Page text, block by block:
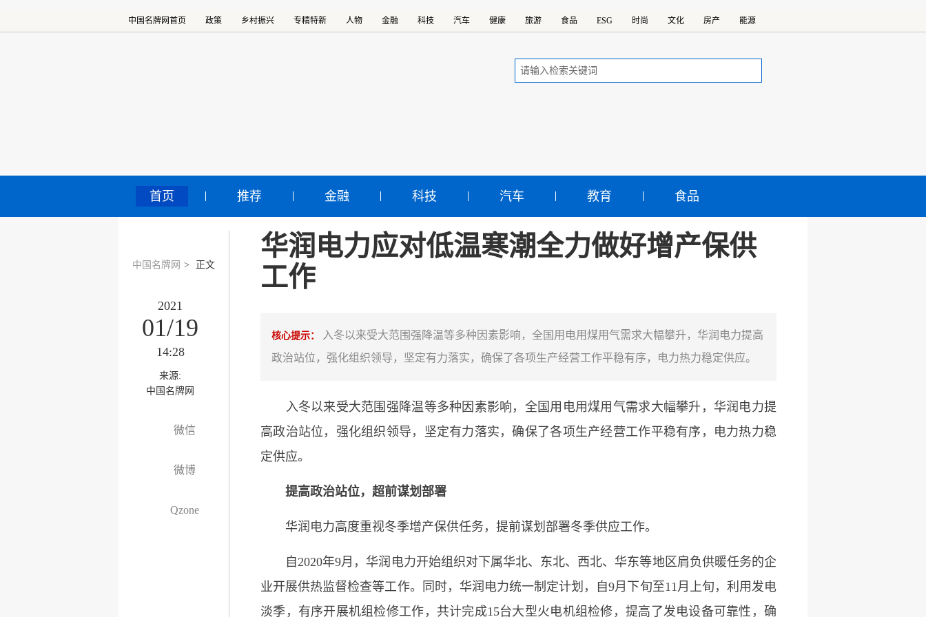
中国名牌网首页 政策 乡村振兴 专精特新 人物 金融 科技 汽车 健康 旅游 食品 ESG 时尚 文化 房产 能源
首页 推荐 金融 科技 汽车 教育 食品
中国名牌网 > 正文
2021
01/19
14:28
来源:
中国名牌网
微信
微博
Qzone
华润电力应对低温寒潮全力做好增产保供
工作
核心提示：
入冬以来受大范围强降温等多种因素影响，全国用电用煤用气需求大幅攀升，华润电力提高
政治站位，强化组织领导，坚定有力落实，确保了各项生产经营工作平稳有序，电力热力稳定供应。
入冬以来受大范围强降温等多种因素影响，全国用电用煤用气需求大幅攀升，华润电力提
高政治站位，强化组织领导，坚定有力落实，确保了各项生产经营工作平稳有序，电力热力稳
定供应。
提高政治站位，超前谋划部署
华润电力高度重视冬季增产保供任务，提前谋划部署冬季供应工作。
自2020年9月，华润电力开始组织对下属华北、东北、西北、华东等地区肩负供暖任务的企
业开展供热监督检查等工作。同时，华润电力统一制定计划，自9月下旬至11月上旬，利用发电
淡季，有序开展机组检修工作，共计完成15台大型火电机组检修，提高了发电设备可靠性，确